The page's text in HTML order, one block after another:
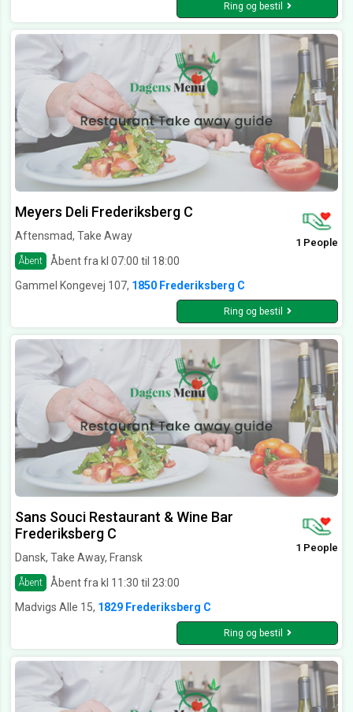
Ring og bestil
Meyers Deli Frederiksberg C
Aftensmad, Take Away
Åbent Åbent fra kl 07:00 til 18:00
1 People
Gammel Kongevej 107, 1850 Frederiksberg C
Ring og bestil
Sans Souci Restaurant & Wine Bar
Frederiksberg C
Dansk, Take Away, Fransk
Åbent Åbent fra kl 11:30 til 23:00
1 People
Madvigs Alle 15, 1829 Frederiksberg C
Ring og bestil